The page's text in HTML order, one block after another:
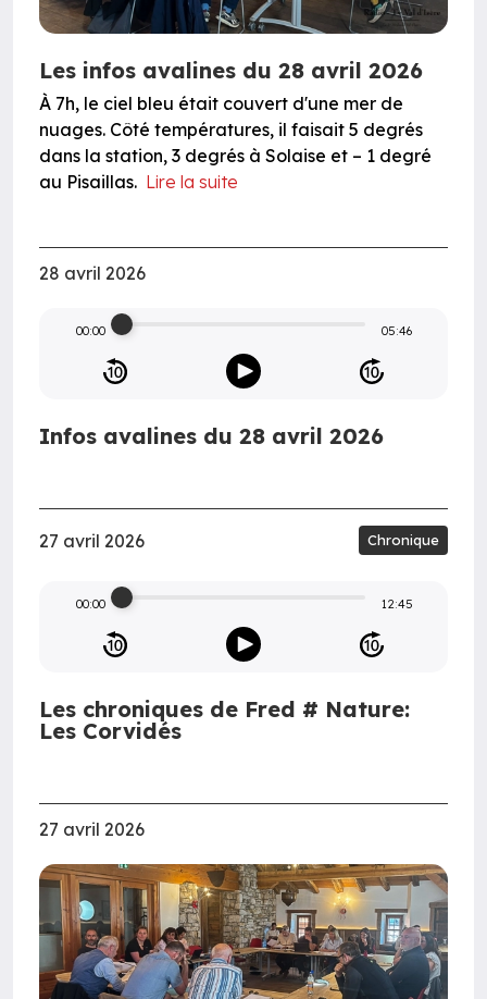
Les infos avalines du 28 avril 2026
À 7h, le ciel bleu était couvert d'une mer de
nuages. Côté températures, il faisait 5 degrés
dans la station, 3 degrés à Solaise et – 1 degré
au Pisaillas. Lire la suite
28 avril 2026
00:00 05:46
Infos avalines du 28 avril 2026
27 avril 2026 Chronique
00:00 12:45
Les chroniques de Fred # Nature:
Les Corvidés
27 avril 2026